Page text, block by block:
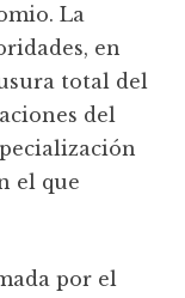
La
en
total del
del
el que
por el